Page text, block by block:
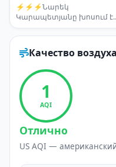
⚡⚡⚡Նարեկ
Կարապետյանը խոսում է
ընտրությունների մասին
Качество воздуха
1
AQI
Отлично
US AQI —